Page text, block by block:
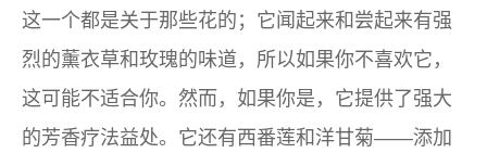
这一个都是关于那些花的；它闻起来和尝起来有强
烈的薰衣草和玫瑰的味道，所以如果你不喜欢它，
这可能不适合你。然而，如果你是，它提供了强大
的芳香​​疗法益处。它还有西番莲和洋甘菊——添加